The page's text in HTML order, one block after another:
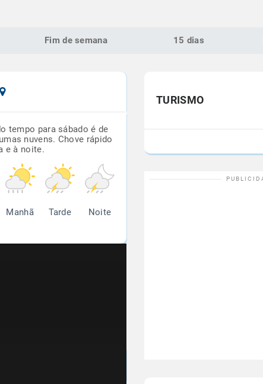
Fim de semana 15 dias
tempo para sábado é de
nuvens. Chove rápido
e à noite.
Manhã Tarde Noite
TURISMO